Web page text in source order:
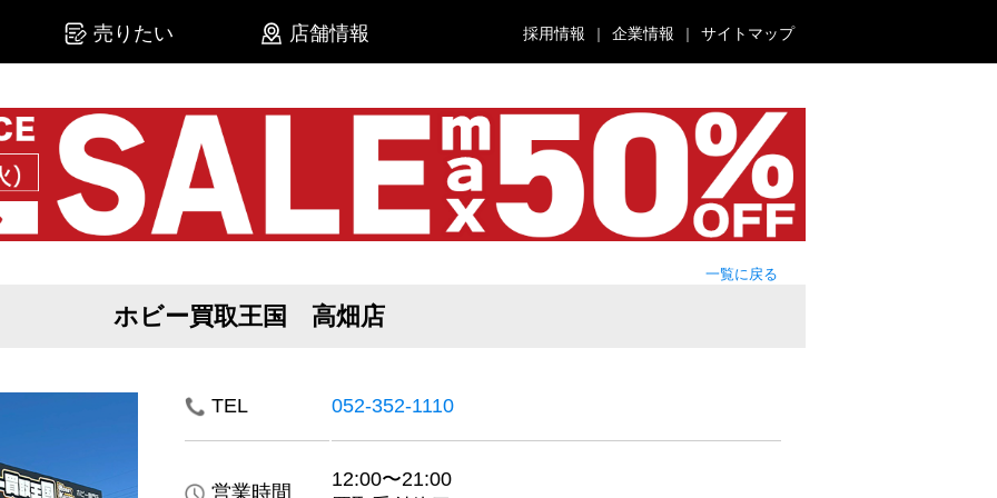
売りたい 店舗情報 採用情報 企業情報 サイトマップ
一覧に戻る
ホビー買取王国 高畑店
TEL 052-352-1110
営業時間
12:00〜21:00